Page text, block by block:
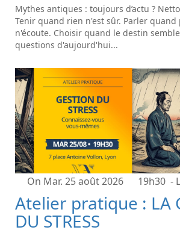
Mythes antiques : toujours d’actu ?
Tenir quand rien n'est sûr. Parler quand
n'écoute. Choisir quand le destin
questions d'aujourd'hui...
On Mar. 25 août 2026 19h30 -
Atelier pratique : LA
DU STRESS